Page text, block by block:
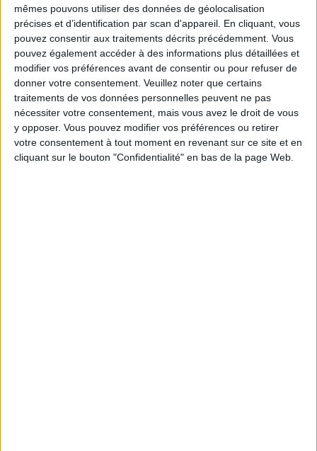
mêmes pouvons utiliser des données de géolocalisation
précises et d’identification par scan d'appareil. En cliquant, vous
pouvez consentir aux traitements décrits précédemment. Vous
pouvez également accéder à des informations plus détaillées et
modifier vos préférences avant de consentir ou pour refuser de
donner votre consentement. Veuillez noter que certains
traitements de vos données personnelles peuvent ne pas
nécessiter votre consentement, mais vous avez le droit de vous
y opposer. Vous pouvez modifier vos préférences ou retirer
votre consentement à tout moment en revenant sur ce site et en
cliquant sur le bouton "Confidentialité" en bas de la page Web.
Peut-on remplacer la viande par des féculents
? Consultation diététique du 05/08/2026